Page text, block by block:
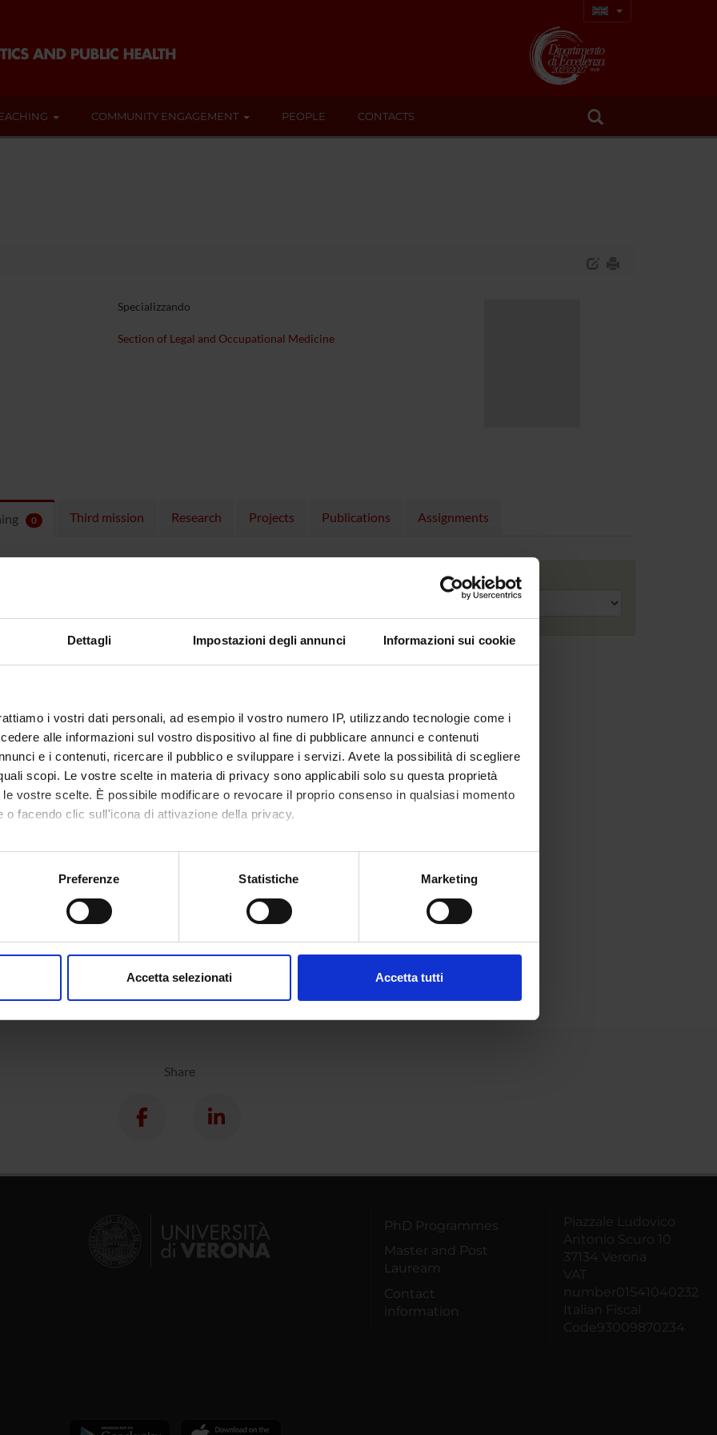
Dettagli Impostazioni degli annunci Informazioni sui cookie
i vostri dati personali, ad esempio il vostro numero IP, utilizzando tecnologie come i
alle informazioni sul vostro dispositivo al fine di pubblicare annunci e contenuti
e i contenuti, ricercare il pubblico e sviluppare i servizi. Avete la possibilità di scegliere
scopi. Le vostre scelte in materia di privacy sono applicabili solo su questa proprietà
vostre scelte. È possibile modificare o revocare il proprio consenso in qualsiasi momento
o facendo clic sull'icona di attivazione della privacy.
anche:
sulla tua posizione geografica, con un'approssimazione di qualche metro,
in qualsiasi momento dalla Dichiarazione sui cookie.
Preferenze Statistiche Marketing
Accetta selezionati Accetta tutti
COMMUNITY ENGAGEMENT PEOPLE CONTACTS
Specializzando
Section of Legal and Occupational Medicine
0 Third mission Research Projects Publications Assignments
the module to see the timetable and course details.
Academic year
Share
PhD Programmes
Master and Post
Lauream
Contact
information
Piazzale Ludovico
Antonio Scuro 10
37134 Verona
VAT
number01541040232
Italian Fiscal
Code93009870234